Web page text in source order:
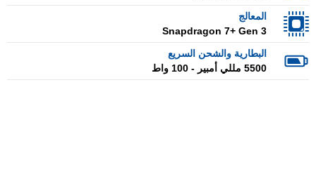
المعالج
Snapdragon 7+ Gen 3
البطارية والشحن السريع
5500 مللي أمبير - 100 واط